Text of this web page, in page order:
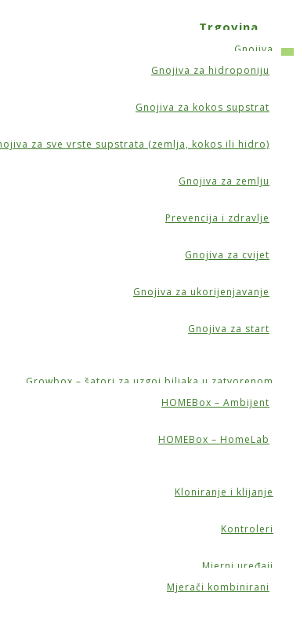
Trgovina
Gnojiva
Gnojiva za hidroponiju
Gnojiva za kokos supstrat
za sve vrste supstrata (zemlja, kokos ili hidro)
Gnojiva za zemlju
Prevencija i zdravlje
Gnojiva za cvijet
Gnojiva za ukorijenjavanje
Gnojiva za start
Growbox – šatori za uzgoj biljaka u zatvorenom
HOMEBox – Ambijent
HOMEBox – HomeLab
Kloniranje i klijanje
Kontroleri
Mjerni uređaji
Mjerači kombinirani